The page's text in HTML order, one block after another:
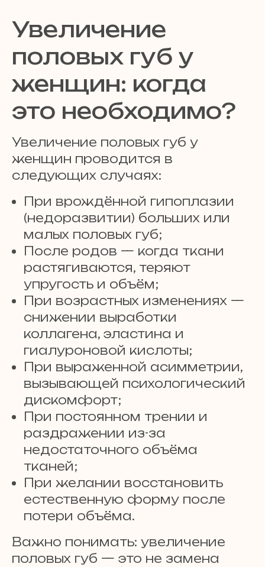
Увеличение
половых губ у
женщин: когда
это необходимо?
Увеличение половых губ у
женщин проводится в
следующих случаях:
При врождённой гипоплазии
(недоразвитии) больших или
малых половых губ;
После родов — когда ткани
растягиваются, теряют
упругость и объём;
При возрастных изменениях —
снижении выработки
коллагена, эластина и
гиалуроновой кислоты;
При выраженной асимметрии,
вызывающей психологический
дискомфорт;
При постоянном трении и
раздражении из-за
недостаточного объёма
тканей;
При желании восстановить
естественную форму после
потери объёма.
Важно понимать: увеличение
половых губ — это не замена